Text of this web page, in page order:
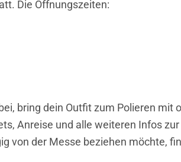
Die Öffnungszeiten:
bring dein Outfit zum Polieren mit
Anreise und alle weiteren Infos
von der Messe beziehen möchte,